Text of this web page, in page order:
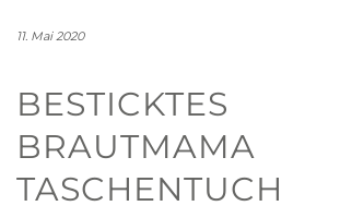
11. Mai 2020
BESTICKTES
BRAUTMAMA
TASCHENTUCH